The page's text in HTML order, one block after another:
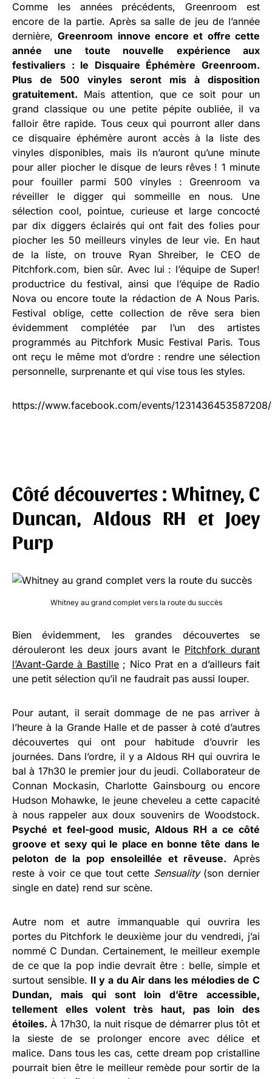
Comme les années précédents, Greenroom est
encore de la partie. Après sa salle de jeu de l’année
dernière,Greenroom innove encore et offre cette
année une toute nouvelle expérience aux
festivaliers : le Disquaire Éphémère Greenroom.
Plus de 500 vinyles seront mis à disposition
gratuitement. Mais attention, que ce soit pour un
grand classique ou une petite pépite oubliée, il va
falloir être rapide. Tous ceux qui pourront aller dans
ce disquaire éphémère auront accès à la liste des
vinyles disponibles, mais ils n’auront qu’une minute
pour aller piocher le disque de leurs rêves ! 1 minute
pour fouiller parmi 500 vinyles : Greenroom va
réveiller le digger qui sommeille en nous. Une
sélection cool, pointue, curieuse et large concocté
par dix diggers éclairés qui ont fait des folies pour
piocher les 50 meilleurs vinyles de leur vie. En haut
de la liste, on trouve Ryan Shreiber, le CEO de
Pitchfork.com, bien sûr. Avec lui : l’équipe de Super!
productrice du festival, ainsi que l’équipe de Radio
Nova ou encore toute la rédaction de A Nous Paris.
Festival oblige, cette collection de rêve sera bien
évidemment complétée par l’un des artistes
programmés au Pitchfork Music Festival Paris. Tous
ont reçu le même mot d’ordre : rendre une sélection
personnelle, surprenante et qui vise tous les styles.
https://www.facebook.com/events/1231436453587208/
Côté découvertes : Whitney, C
Duncan, Aldous RH et Joey
Purp
Whitney au grand complet vers la route du succès
Bien évidemment, les grandes découvertes se
dérouleront les deux jours avant le Pitchfork durant
l’Avant-Garde à Bastille; Nico Prat en a d’ailleurs fait
une petit sélection qu’il ne faudrait pas aussi louper.
Pour autant, il serait dommage de ne pas arriver à
l’heure à la Grande Halle et de passer à coté d’autres
découvertes qui ont pour habitude d’ouvrir les
journées. Dans l’ordre, il y a Aldous RH qui ouvrira le
bal à 17h30 le premier jour du jeudi. Collaborateur de
Connan Mockasin, Charlotte Gainsbourg ou encore
Hudson Mohawke, le jeune cheveleu a cette capacité
à nous rappeler aux doux souvenirs de Woodstock.
Psyché et feel-good music, Aldous RH a ce côté
groove et sexy qui le place en bonne tête dans le
peloton de la pop ensoleillée et rêveuse. Après
reste à voir ce que tout cette Sensuality(son dernier
single en date) rend sur scène.
Autre nom et autre immanquable qui ouvrira les
portes du Pitchfork le deuxième jour du vendredi, j’ai
nommé C Dundan. Certainement, le meilleur exemple
de ce que la pop indie devrait être : belle, simple et
surtout sensible. Il y a du Air dans les mélodies de C
Dundan, mais qui sont loin d’être accessible,
tellement elles volent très haut, pas loin des
étoiles. À 17h30, la nuit risque de démarrer plus tôt et
la sieste de se prolonger encore avec délice et
malice. Dans tous les cas, cette dream pop cristalline
pourrait bien être le meilleur remède pour sortir de la